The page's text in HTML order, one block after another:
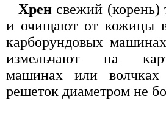
Хрен свежий
и очищают от кожицы
карборундовых
измельчают на
машинах или волчках
решеток диаметром не